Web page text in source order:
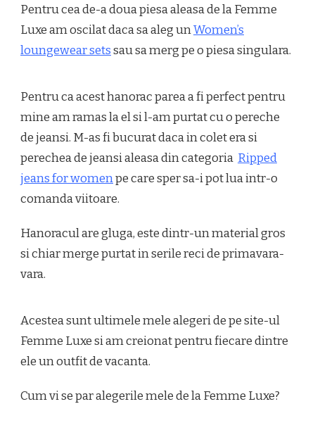
Pentru cea de-a doua piesa aleasa de la Femme
Luxe am oscilat daca sa aleg unWomen’s
loungewear setssau sa merg pe o piesa singulara.
Pentru ca acest hanorac parea a fi perfect pentru
mine am ramas la el si l-am purtat cu o pereche
de jeansi. M-as fi bucurat daca in colet era si
perechea de jeansi aleasa din categoria Ripped
jeans for womenpe care sper sa-i pot lua intr-o
comanda viitoare.
Hanoracul are gluga, este dintr-un material gros
si chiar merge purtat in serile reci de primavara-
vara.
Acestea sunt ultimele mele alegeri de pe site-ul
Femme Luxe si am creionat pentru fiecare dintre
ele un outfit de vacanta.
Cum vi se par alegerile mele de la Femme Luxe?